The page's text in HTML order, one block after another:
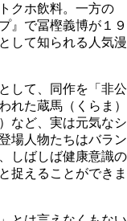
クホ飲料。一方の
』で冨樫義博が１９
して知られる人気漫
して、同作を「非公
れた蔵馬（くらま）
など、実は元気なシ
場人物たちはバラン
しばしば健康意識の
捉えることができま